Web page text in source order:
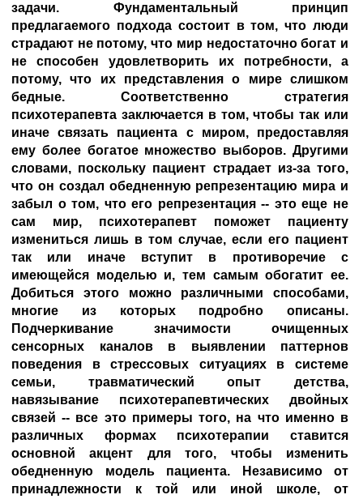
задачи. Фундаментальный принцип
предлагаемого подхода состоит в том, что люди
страдают не потому, что мир недостаточно богат и
не способен удовлетворить их потребности, а
потому, что их представления о мире слишком
бедные. Соответственно стратегия
психотерапевта заключается в том, чтобы так или
иначе связать пациента с миром, предоставляя
ему более богатое множество выборов. Другими
словами, поскольку пациент страдает из-за того,
что он создал обедненную репрезентацию мира и
забыл о том, что его репрезентация -- это еще не
сам мир, психотерапевт поможет пациенту
измениться лишь в том случае, если его пациент
так или иначе вступит в противоречие с
имеющейся моделью и, тем самым обогатит ее.
Добиться этого можно различными способами,
многие из которых подробно описаны.
Подчеркивание значимости очищенных
сенсорных каналов в выявлении паттернов
поведения в стрессовых ситуациях в системе
семьи, травматический опыт детства,
навязывание психотерапевтических двойных
связей -- все это примеры того, на что именно в
различных формах психотерапии ставится
основной акцент для того, чтобы изменить
обедненную модель пациента. Независимо от
принадлежности к той или иной школе, от